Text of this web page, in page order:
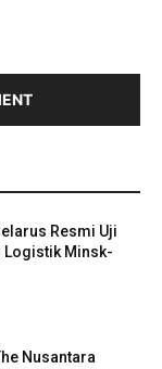
Resmi Uji
Logistik Minsk-
Nusantara